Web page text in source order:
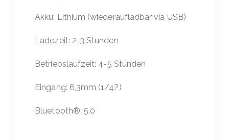
Akku: Lithium (wiederaufladbar via USB)
Ladezeit: 2-3 Stunden
Betriebslaufzeit: 4-5 Stunden
Eingang: 6,3mm (1/4?)
Bluetooth®: 5.0